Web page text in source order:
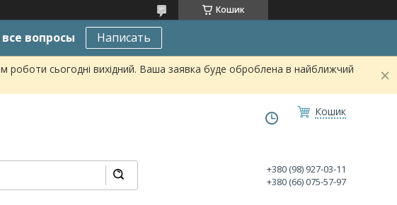
Кошик
вопросы Написать
роботи сьогодні вихідний. Ваша заявка буде оброблена в найближчий
Кошик
+380 (98) 927-03-11
+380 (66) 075-57-97